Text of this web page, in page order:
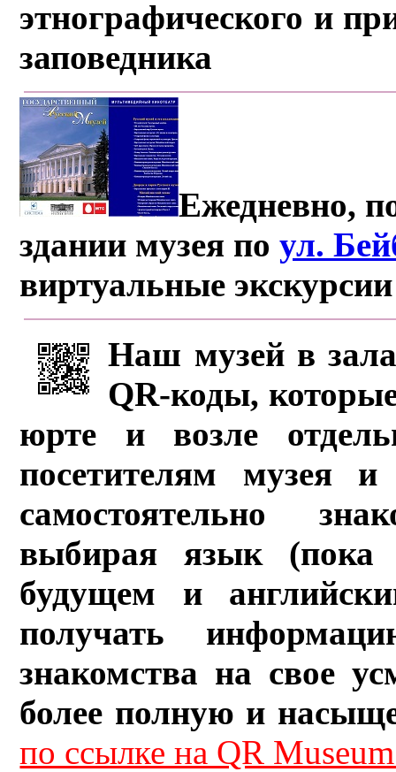
этнографического и
заповедника
Ежедневно,
здании музея поул.
виртуальные
Наш музей в
QR-коды,
юрте и возле
посетителям музея и
самостоятельно
выбирая язык (пока
будущем и
получать
знакомства на свое
более полную и
по ссылке на QR